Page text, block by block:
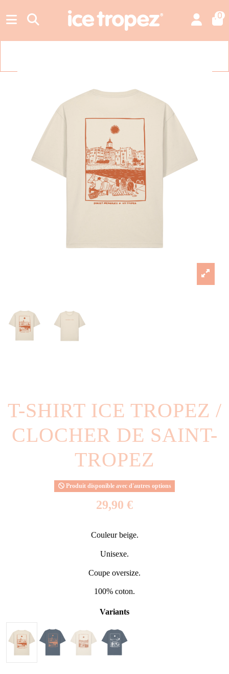
0
T-SHIRT ICE TROPEZ /
CLOCHER DE SAINT-
TROPEZ
Produit disponible avec d'autres options
29,90 €
Couleur beige.
Unisexe.
Coupe oversize.
100% coton.
Variants